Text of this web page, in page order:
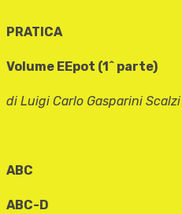
PRATICA
Volume EEpot (1^ parte)
di Luigi Carlo Gasparini Scalzi
ABC
ABC-D